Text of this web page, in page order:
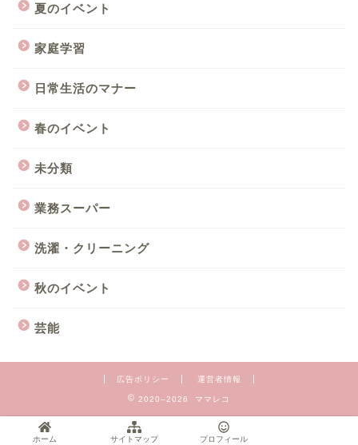
夏のイベント
家庭学習
日常生活のマナー
春のイベント
未分類
業務スーパー
洗濯・クリーニング
秋のイベント
芸能
広告ポリシー 運営者情報
2020–2026 ママレコ
ホーム サイトマップ プロフィール